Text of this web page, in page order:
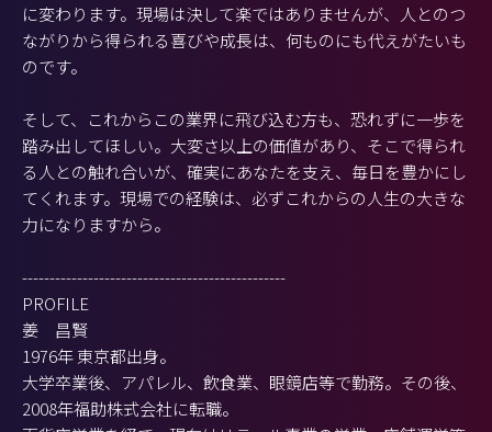
に変わります。現場は決して楽ではありませんが、人とのつ
ながりから得られる喜びや成長は、何ものにも代えがたいも
のです。
そして、これからこの業界に飛び込む方も、恐れずに一歩を
踏み出してほしい。大変さ以上の価値があり、そこで得られ
る人との触れ合いが、確実にあなたを支え、毎日を豊かにし
てくれます。現場での経験は、必ずこれからの人生の大きな
力になりますから。
------------------------------------------------
PROFILE
姜 昌賢
1976年 東京都出身。
大学卒業後、アパレル、飲食業、眼鏡店等で勤務。その後、
2008年福助株式会社に転職。